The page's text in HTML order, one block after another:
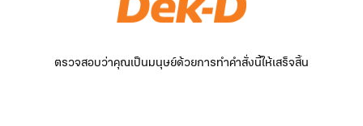
ตรวจสอบว่าคุณเป็นมนุษย์ด้วยการทำคำสั่งนี้ให้เสร็จสิ้น